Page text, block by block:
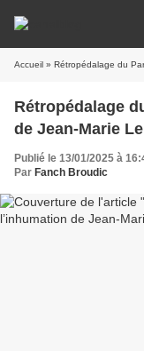
Accueil » Rétropédalage du Parti
Rétropédalage
de Jean-Marie
Publié le 13/01/2025 à
Par Fanch Broudic